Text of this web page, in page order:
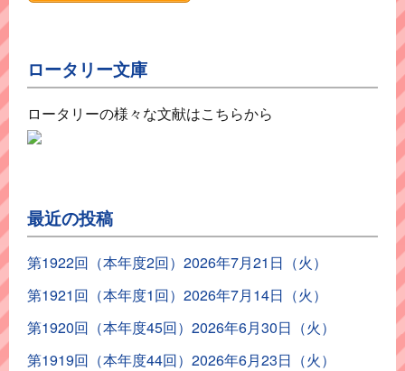
ロータリー文庫
ロータリーの様々な文献はこちらから
最近の投稿
第1922回（本年度2回）2026年7月21日（火）
第1921回（本年度1回）2026年7月14日（火）
第1920回（本年度45回）2026年6月30日（火）
第1919回（本年度44回）2026年6月23日（火）